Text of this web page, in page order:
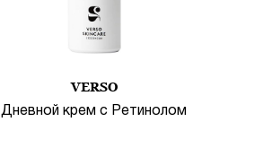
VERSO
Дневной крем с Ретинолом